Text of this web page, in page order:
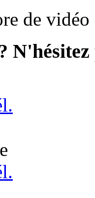
de vidéo